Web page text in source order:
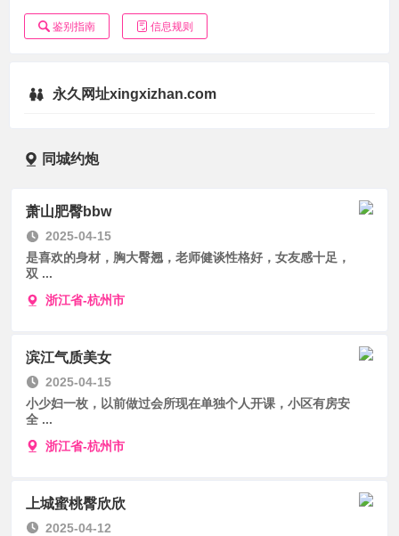
鉴别指南 信息规则
永久网址xingxizhan.com
同城约炮
萧山肥臀bbw
2025-04-15
是喜欢的身材，胸大臀翘，老师健谈性格好，女友感十足，
双 ...
浙江省-杭州市
滨江气质美女
2025-04-15
小少妇一枚，以前做过会所现在单独个人开课，小区有房安
全 ...
浙江省-杭州市
上城蜜桃臀欣欣
2025-04-12